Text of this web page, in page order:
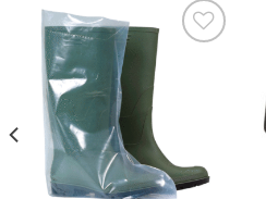
Ajouter à la liste d’envies